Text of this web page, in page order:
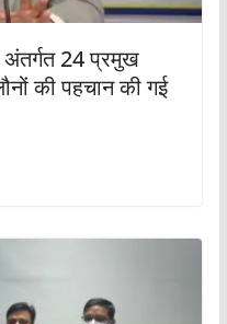
अंतर्गत 24 प्रमुख
की पहचान की गई